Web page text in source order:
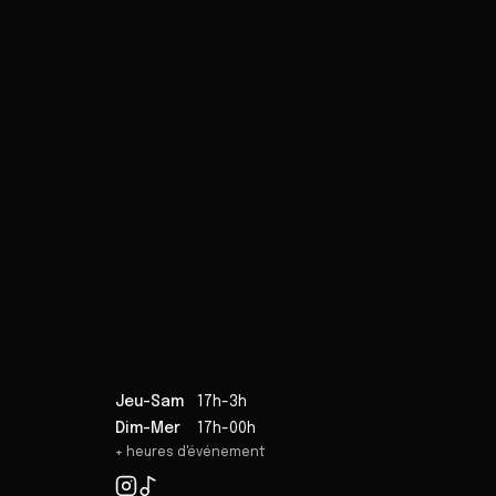
Jeu-Sam
17h-3h
Dim-Mer
17h-00h
+ heures d'événement